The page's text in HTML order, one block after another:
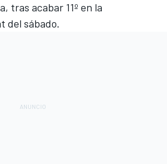
tras acabar 11º en la
del sábado.